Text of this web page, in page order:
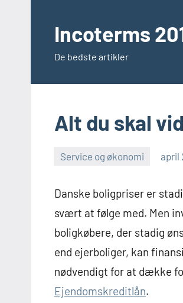
indholdIncoterms
De bedste artikler
Alt du skal
Service og økonomi april
Danske boligpriser er
svært at følge med. Men
boligkøbere, der stadig
end ejerboliger, kan
nødvendigt for at dække
Ejendomskreditlån.